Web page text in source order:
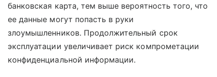
банковская карта, тем выше вероятность того, что
ее данные могут попасть в руки
злоумышленников. Продолжительный срок
эксплуатации увеличивает риск компрометации
конфиденциальной информации.